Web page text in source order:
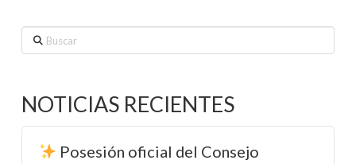
Buscar
NOTICIAS RECIENTES
Posesión oficial del Consejo